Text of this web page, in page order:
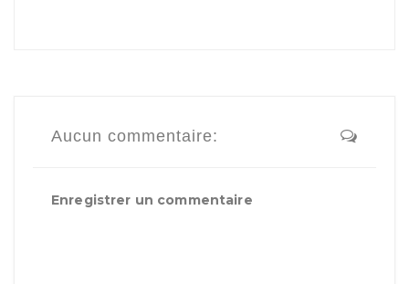
Aucun commentaire:
Enregistrer un commentaire